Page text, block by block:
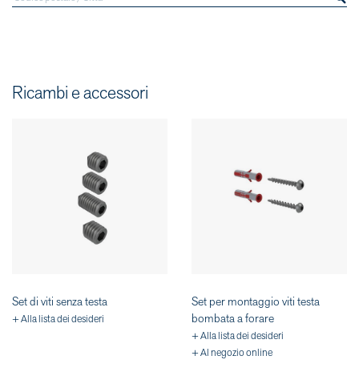
Ricambi e accessori
Set di viti senza testa
+ Alla lista dei desideri
Set per montaggio viti testa
bombata a forare
+ Alla lista dei desideri
+ Al negozio online